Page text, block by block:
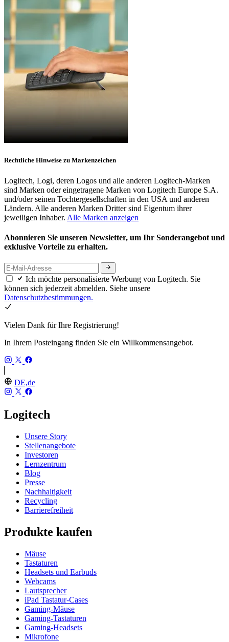
Rechtliche Hinweise zu Markenzeichen
Logitech, Logi, deren Logos und alle anderen Logitech-Marken
sind Marken oder eingetragene Marken von Logitech Europe S.A.
und/oder seinen Tochtergesellschaften in den USA und anderen
Ländern. Alle anderen Marken Dritter sind Eigentum ihrer
jeweiligen Inhaber. Alle Marken anzeigen
Abonnieren Sie unseren Newsletter, um Ihr Sonderangebot und
exklusive Vorteile zu erhalten.
Ich möchte personalisierte Werbung von Logitech. Sie
können sich jederzeit abmelden. Siehe unsere
Datenschutzbestimmungen.
Vielen Dank für Ihre Registrierung!
In Ihrem Posteingang finden Sie ein Willkommensangebot.
DE,de
Logitech
Unsere Story
Stellenangebote
Investoren
Lernzentrum
Blog
Presse
Nachhaltigkeit
Recycling
Barrierefreiheit
Produkte kaufen
Mäuse
Tastaturen
Headsets und Earbuds
Webcams
Lautsprecher
iPad Tastatur-Cases
Gaming-Mäuse
Gaming-Tastaturen
Gaming-Headsets
Mikrofone